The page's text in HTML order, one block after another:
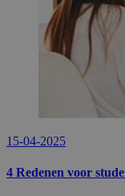
15-04-2025
4 Redenen voor